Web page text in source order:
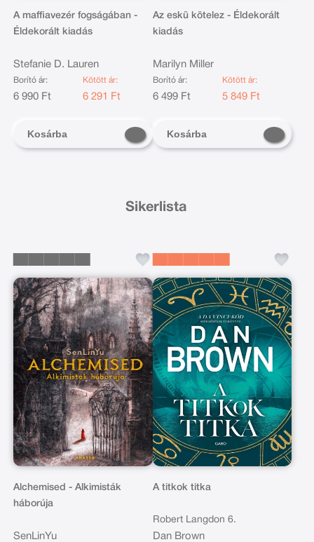
A maffiavezér fogságában -
Éldekorált kiadás
Stefanie D. Lauren
Borító ár:
6 990 Ft
Kötött ár:
6 291 Ft
Kosárba
Az eskü kötelez - Éldekorált
kiadás
Marilyn Miller
Borító ár:
6 499 Ft
Kötött ár:
5 849 Ft
Kosárba
Sikerlista
Alchemised - Alkimisták
háborúja
SenLinYu
A titkok titka
Robert Langdon 6.
Dan Brown